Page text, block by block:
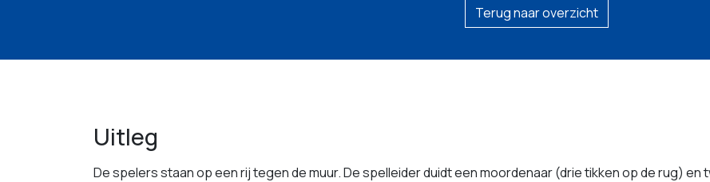
Terug naar overzicht
Uitleg
De spelers staan op een rij tegen de muur. De spelleider duidt een moordenaar (drie tikken op de rug)